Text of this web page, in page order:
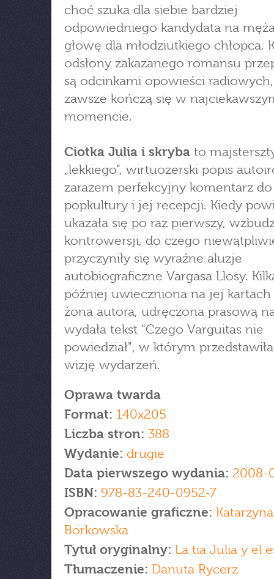
choć szuka dla siebie bardziej
odpowiedniego kandydata na
głowę dla młodziutkiego chłopca.
odsłony zakazanego romansu
są odcinkami opowieści
zawsze kończą się w
momencie.
Ciotka Julia i skryba to
„lekkiego”, wirtuozerski popis
zarazem perfekcyjny komentarz do
popkultury i jej recepcji. Kiedy
ukazała się po raz pierwszy,
kontrowersji, do czego
przyczyniły się wyraźne aluzje
autobiograficzne Vargasa Llosy.
później uwieczniona na jej kartach
żona autora, udręczona prasową
wydała tekst "Czego Varguitas nie
powiedział", w którym
wizję wydarzeń.
Oprawa twarda
Format: 140x205
Liczba stron: 388
Wydanie: drugie
Data pierwszego wydania: 2008-
ISBN: 978-83-240-0952-7
Opracowanie graficzne: Katarzyna
Borkowska
Tytuł oryginalny: La tia Julia y el
Tłumaczenie: Danuta Rycerz